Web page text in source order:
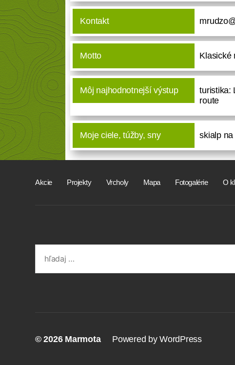
Kontakt
Motto Klasické
Môj najhodnotnejší výstup
turistika:
route
Moje ciele, túžby, sny skialp
Akcie Projekty Vrcholy Mapa Fotogalérie O
for:
© 2026 Marmota Powered by WordPress